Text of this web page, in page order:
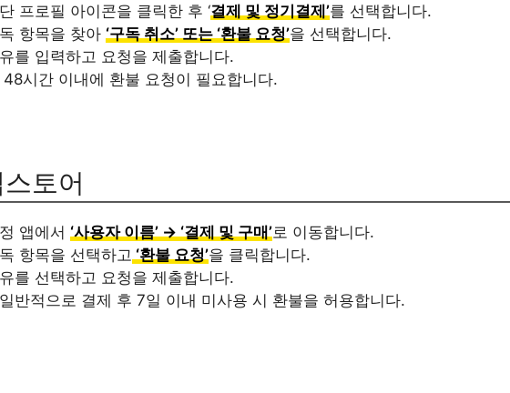
프로필 아이콘을 클릭한 후 ‘결제 및 정기결제’를 선택합니다.
항목을 찾아 ‘구독 취소’ 또는 ‘환불 요청’을 선택합니다.
를 입력하고 요청을 제출합니다.
48시간 이내에 환불 요청이 필요합니다.
토어
앱에서 ‘사용자 이름’ → ‘결제 및 구매’로 이동합니다.
항목을 선택하고 ‘환불 요청’을 클릭합니다.
를 선택하고 요청을 제출합니다.
반적으로 결제 후 7일 이내 미사용 시 환불을 허용합니다.